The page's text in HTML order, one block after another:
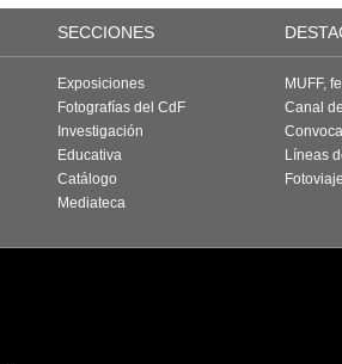
SECCIONES
Exposiciones
Fotografías del CdF
Investigación
Educativa
Catálogo
Mediateca
MUFF,
Canal
Líneas